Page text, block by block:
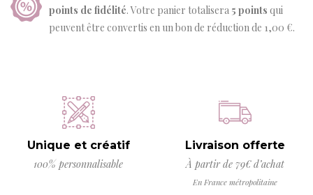
points de fidélité. Votre panier totalisera 5 points qui
peuvent être convertis en un bon de réduction de 1,00 €.
Unique et créatif
100% personnalisable
Livraison offerte
À partir de 79€ d’achat
En France métropolitaine